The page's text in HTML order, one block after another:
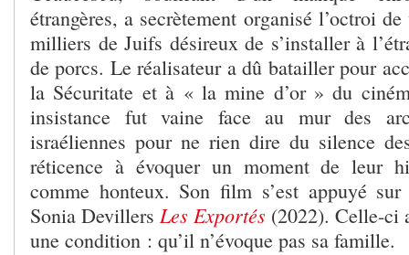
étrangères, a secrètement organisé l’octroi
milliers de Juifs désireux de s’installer à
de porcs. Le réalisateur a dû batailler pour
la Sécuritate et à « la mine d’or » du
insistance fut vaine face au mur des
israéliennes pour ne rien dire du silence
réticence à évoquer un moment de leur
comme honteux. Son film s’est appuyé
Sonia Devillers Les Exportés (2022). Celle-ci
une condition : qu’il n’évoque pas sa famille.